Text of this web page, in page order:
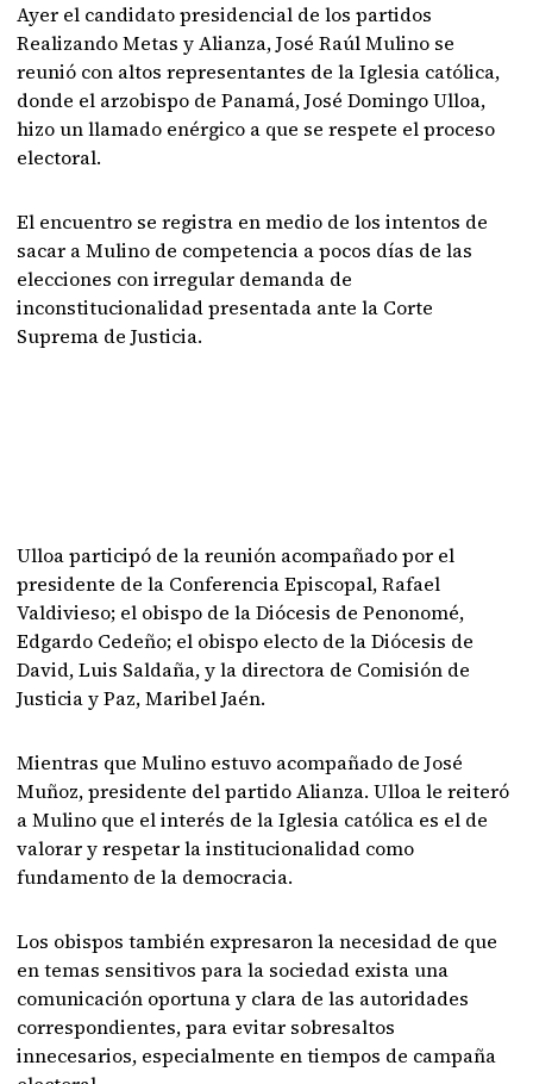
Ayer el candidato presidencial de los partidos
Realizando Metas y Alianza, José Raúl Mulino se
reunió con altos representantes de la Iglesia católica,
donde el arzobispo de Panamá, José Domingo Ulloa,
hizo un llamado enérgico a que se respete el proceso
electoral.
El encuentro se registra en medio de los intentos de
sacar a Mulino de competencia a pocos días de las
elecciones con irregular demanda de
inconstitucionalidad presentada ante la Corte
Suprema de Justicia.
Ulloa participó de la reunión acompañado por el
presidente de la Conferencia Episcopal, Rafael
Valdivieso; el obispo de la Diócesis de Penonomé,
Edgardo Cedeño; el obispo electo de la Diócesis de
David, Luis Saldaña, y la directora de Comisión de
Justicia y Paz, Maribel Jaén.
Mientras que Mulino estuvo acompañado de José
Muñoz, presidente del partido Alianza. Ulloa le reiteró
a Mulino que el interés de la Iglesia católica es el de
valorar y respetar la institucionalidad como
fundamento de la democracia.
Los obispos también expresaron la necesidad de que
en temas sensitivos para la sociedad exista una
comunicación oportuna y clara de las autoridades
correspondientes, para evitar sobresaltos
innecesarios, especialmente en tiempos de campaña